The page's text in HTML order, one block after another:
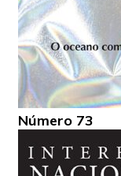
Número 73